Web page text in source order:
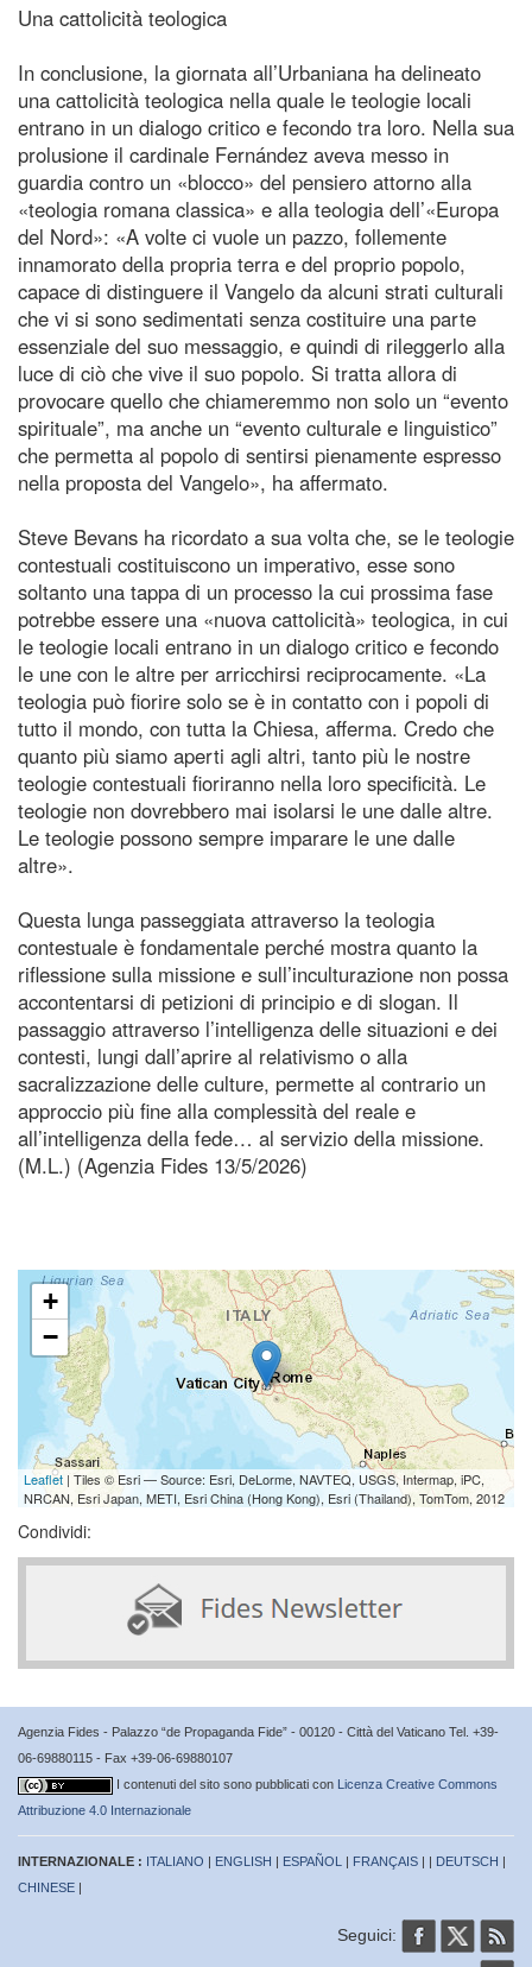
Una cattolicità teologica
In conclusione, la giornata all’Urbaniana ha delineato
una cattolicità teologica nella quale le teologie locali
entrano in un dialogo critico e fecondo tra loro. Nella sua
prolusione il cardinale Fernández aveva messo in
guardia contro un «blocco» del pensiero attorno alla
«teologia romana classica» e alla teologia dell’«Europa
del Nord»: «A volte ci vuole un pazzo, follemente
innamorato della propria terra e del proprio popolo,
capace di distinguere il Vangelo da alcuni strati culturali
che vi si sono sedimentati senza costituire una parte
essenziale del suo messaggio, e quindi di rileggerlo alla
luce di ciò che vive il suo popolo. Si tratta allora di
provocare quello che chiameremmo non solo un “evento
spirituale”, ma anche un “evento culturale e linguistico”
che permetta al popolo di sentirsi pienamente espresso
nella proposta del Vangelo», ha affermato.
Steve Bevans ha ricordato a sua volta che, se le teologie
contestuali costituiscono un imperativo, esse sono
soltanto una tappa di un processo la cui prossima fase
potrebbe essere una «nuova cattolicità» teologica, in cui
le teologie locali entrano in un dialogo critico e fecondo
le une con le altre per arricchirsi reciprocamente. «La
teologia può fiorire solo se è in contatto con i popoli di
tutto il mondo, con tutta la Chiesa, afferma. Credo che
quanto più siamo aperti agli altri, tanto più le nostre
teologie contestuali fioriranno nella loro specificità. Le
teologie non dovrebbero mai isolarsi le une dalle altre.
Le teologie possono sempre imparare le une dalle
altre».
Questa lunga passeggiata attraverso la teologia
contestuale è fondamentale perché mostra quanto la
riflessione sulla missione e sull’inculturazione non possa
accontentarsi di petizioni di principio e di slogan. Il
passaggio attraverso l’intelligenza delle situazioni e dei
contesti, lungi dall’aprire al relativismo o alla
sacralizzazione delle culture, permette al contrario un
approccio più fine alla complessità del reale e
all’intelligenza della fede… al servizio della missione.
(M.L.) (Agenzia Fides 13/5/2026)
+
−
Leaflet | Tiles © Esri — Source: Esri, DeLorme, NAVTEQ, USGS, Intermap, iPC,
NRCAN, Esri Japan, METI, Esri China (Hong Kong), Esri (Thailand), TomTom, 2012
Condividi:
Agenzia Fides - Palazzo “de Propaganda Fide” - 00120 - Città del Vaticano Tel. +39-
06-69880115 - Fax +39-06-69880107
I contenuti del sito sono pubblicati con Licenza Creative Commons
Attribuzione 4.0 Internazionale
INTERNAZIONALE : ITALIANO | ENGLISH | ESPAÑOL | FRANÇAIS | | DEUTSCH |
CHINESE |
Seguici: